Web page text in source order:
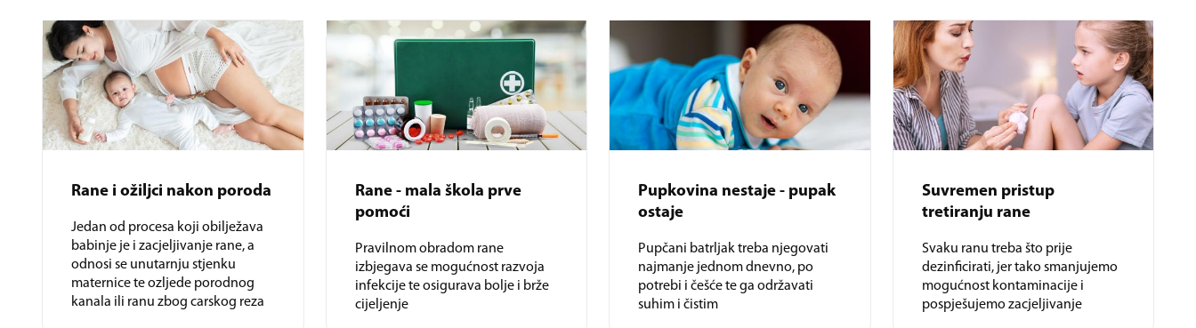
Rane i ožiljci nakon poroda
Jedan od procesa koji obilježava
babinje je i zacjeljivanje rane, a
odnosi se unutarnju stjenku
maternice te ozljede porodnog
kanala ili ranu zbog carskog reza
Rane - mala škola prve
pomoći
Pravilnom obradom rane
izbjegava se mogućnost razvoja
infekcije te osigurava bolje i brže
cijeljenje
Pupkovina nestaje - pupak
ostaje
Pupčani batrljak treba njegovati
najmanje jednom dnevno, po
potrebi i češće te ga održavati
suhim i čistim
Suvremen pristup
tretiranju rane
Svaku ranu treba što prije
dezinficirati, jer tako smanjujemo
mogućnost kontaminacije i
pospješujemo zacjeljivanje